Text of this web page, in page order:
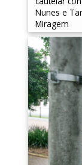
Nunes e
Miragem